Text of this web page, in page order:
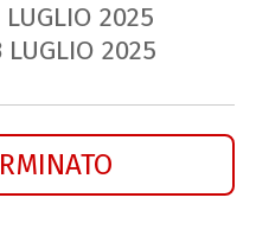
LUGLIO 2025
LUGLIO 2025